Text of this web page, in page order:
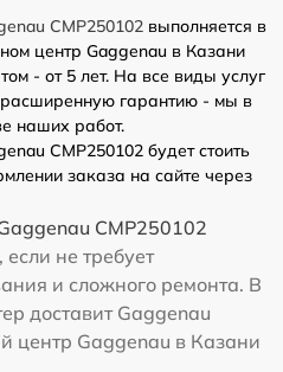
CMP250102 выполняется в
центр Gaggenau в Казани
- от 5 лет. На все виды услуг
расширенную гарантию - мы в
наших работ.
CMP250102 будет стоить
заказа на сайте через
CMP250102
не требует
и сложного ремонта. В
доставит Gaggenau
центр Gaggenau в Казани